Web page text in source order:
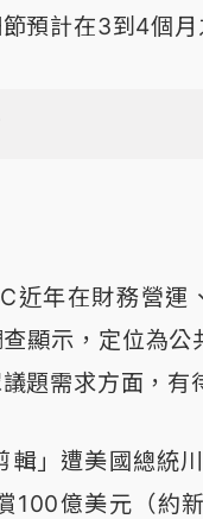
預計在3到4個月
近年在財務營運
顯示，定位為公
題需求方面，有
輯」遭美國總統
100億美元（約